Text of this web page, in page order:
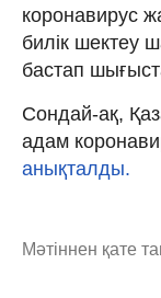
коронавирус
билік шектеу
бастап
Сондай-ақ,
адам
анықталды.
Мәтіннен қате